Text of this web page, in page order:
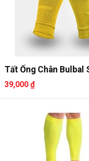
Tất Ống Chân Bulbal
39,000 ₫